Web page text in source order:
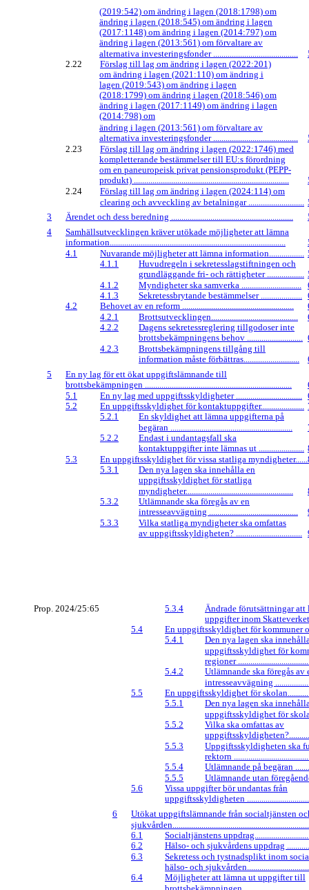
(2019:542) om ändring i lagen (2018:1798) om
ändring i lagen (2018:545) om ändring i lagen
(2017:1148) om ändring i lagen (2014:797) om
ändring i lagen (2013:561) om förvaltare av
alternativa investeringsfonder .........................................
2.22
Förslag till lag om ändring i lagen (2022:201)
om ändring i lagen (2021:110) om ändring i
lagen (2019:543) om ändring i lagen
(2018:1799) om ändring i lagen (2018:546) om
ändring i lagen (2017:1149) om ändring i lagen
(2014:798) om
ändring i lagen (2013:561) om förvaltare av
alternativa investeringsfonder .........................................
2.23
Förslag till lag om ändring i lagen (2022:1746) med
kompletterande bestämmelser till EU:s förordning
om en paneuropeisk privat pensionsprodukt (PEPP-
produkt) ...........................................................................
2.24
Förslag till lag om ändring i lagen (2024:114) om
clearing och avveckling av betalningar ...........................
3
Ärendet och dess beredning ...........................................................
4
Samhällsutvecklingen kräver utökade möjligheter att lämna
information.....................................................................................
4.1
Nuvarande möjligheter att lämna information.................
4.1.1
Huvudregeln i sekretesslagstiftningen och
grundläggande fri- och rättigheter ..................
4.1.2
Myndigheter ska samverka .............................
4.1.3
Sekretessbrytande bestämmelser ....................
4.2
Behovet av en reform ......................................................
4.2.1
Brottsutvecklingen..........................................
4.2.2
Dagens sekretessreglering tillgodoser inte
brottsbekämpningens behov ...........................
4.2.3
Brottsbekämpningens tillgång till
information måste förbättras...........................
5
En ny lag för ett ökat uppgiftslämnande till
brottsbekämpningen .......................................................................
5.1
En ny lag med uppgiftsskyldigheter ................................
5.2
En uppgiftsskyldighet för kontaktuppgifter.....................
5.2.1
En skyldighet att lämna uppgifterna på
begäran ...........................................................
5.2.2
Endast i undantagsfall ska
kontaktuppgifter inte lämnas ut ......................
5.3
En uppgiftsskyldighet för vissa statliga myndigheter......
5.3.1
Den nya lagen ska innehålla en
uppgiftsskyldighet för statliga
myndigheter....................................................
5.3.2
Utlämnande ska föregås av en
intresseavvägning ...........................................
5.3.3
Vilka statliga myndigheter ska omfattas
av uppgiftsskyldigheten? ................................
Prop. 2024/25:65 5.3.4
Ändrade förutsättningar att
uppgifter inom Skatteverket
5.4
En uppgiftsskyldighet för kommuner
5.4.1
Den nya lagen ska
uppgiftsskyldighet för
regioner
5.4.2
Utlämnande ska föregås av
intresseavvägning
5.5
En uppgiftsskyldighet för
5.5.1
Den nya lagen ska
uppgiftsskyldighet för
5.5.2
Vilka ska omfattas av
5.5.3
Uppgiftsskyldigheten ska
rektorn
5.5.4
Utlämnande på begäran
5.5.5
Utlämnande utan
5.6
Vissa uppgifter bör undantas från
uppgiftsskyldigheten
6
Utökat uppgiftslämnande från socialtjänsten
6.1
Socialtjänstens
6.2
Hälso- och sjukvårdens uppdrag
6.3
Sekretess och tystnadsplikt inom
hälso- och
6.4
Möjligheter att lämna ut uppgifter till